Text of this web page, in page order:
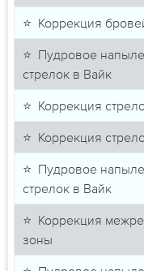
⭐ Коррекция
⭐ Пудровое
стрелок в Вайк
⭐ Коррекция
⭐ Коррекция
⭐ Пудровое
стрелок в Вайк
⭐ Коррекция
зоны